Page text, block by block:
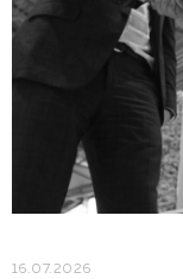
16.07.2026